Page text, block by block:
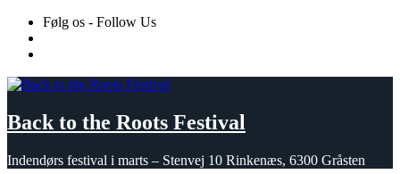
Skip
content
Følg os - Follow Us
Back to the Roots Festival
Indendørs festival i marts – Stenvej 10 Rinkenæs, 6300 Gråsten